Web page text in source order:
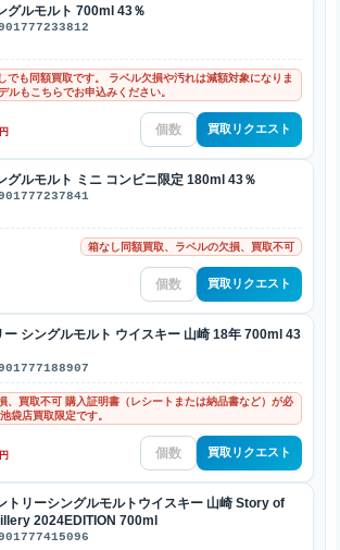
グルモルト 700ml 43％
でも同額買取です。 ラベル欠損や汚れは減額対象になりま
ルもこちらでお申込みください。
円 買取リクエスト
グルモルト ミニ コンビニ限定 180ml 43％
箱なし同額買取、ラベルの欠損、買取不可
買取リクエスト
ー シングルモルト ウイスキー 山崎 18年 700ml 43
、買取不可 購入証明書（レシートまたは納品書など）が必
袋店買取限定です。
円 買取リクエスト
トリーシングルモルトウイスキー 山崎 Story of
2024EDITION 700ml